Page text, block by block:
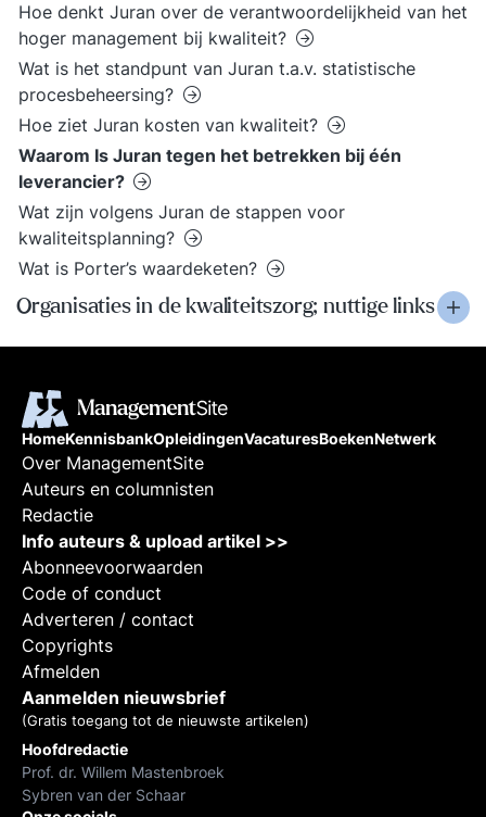
Hoe denkt Juran over de verantwoordelijkheid van het
hoger management bij kwaliteit?
Wat is het standpunt van Juran t.a.v. statistische
procesbeheersing?
Hoe ziet Juran kosten van kwaliteit?
Waarom Is Juran tegen het betrekken bij één
leverancier?
Wat zijn volgens Juran de stappen voor
kwaliteitsplanning?
Wat is Porter’s waardeketen?
Organisaties in de kwaliteitszorg; nuttige links
HomeKennisbankOpleidingenVacaturesBoekenNetwerk
Over ManagementSite
Auteurs en columnisten
Redactie
Info auteurs & upload artikel >>
Abonneevoorwaarden
Code of conduct
Adverteren / contact
Copyrights
Afmelden
Aanmelden nieuwsbrief
(Gratis toegang tot de nieuwste artikelen)
Hoofdredactie
Prof. dr. Willem Mastenbroek
Sybren van der Schaar